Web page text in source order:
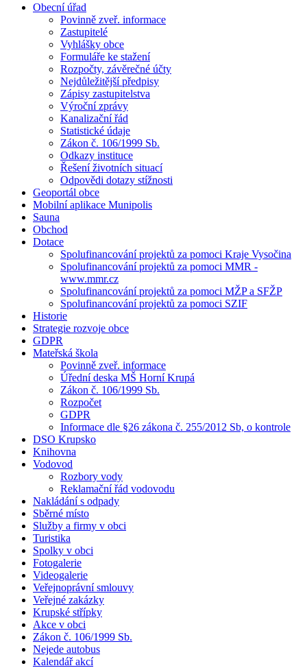
Obecní úřad
Povinně zveř. informace
Zastupitelé
Vyhlášky obce
Formuláře ke stažení
Rozpočty, závěrečné účty
Nejdůležitější předpisy
Zápisy zastupitelstva
Výroční zprávy
Kanalizační řád
Statistické údaje
Zákon č. 106/1999 Sb.
Odkazy instituce
Řešení životních situací
Odpovědi dotazy stížnosti
Geoportál obce
Mobilní aplikace Munipolis
Sauna
Obchod
Dotace
Spolufinancování projektů za pomoci Kraje Vysočina
Spolufinancování projektů za pomoci MMR -
www.mmr.cz
Spolufinancování projektů za pomoci MŽP a SFŽP
Spolufinancování projektů za pomoci SZIF
Historie
Strategie rozvoje obce
GDPR
Mateřská škola
Povinně zveř. informace
Úřední deska MŠ Horní Krupá
Zákon č. 106/1999 Sb.
Rozpočet
GDPR
Informace dle §26 zákona č. 255/2012 Sb, o kontrole
DSO Krupsko
Knihovna
Vodovod
Rozbory vody
Reklamační řád vodovodu
Nakládání s odpady
Sběrné místo
Služby a firmy v obci
Turistika
Spolky v obci
Fotogalerie
Videogalerie
Veřejnoprávní smlouvy
Veřejné zakázky
Krupské střípky
Akce v obci
Zákon č. 106/1999 Sb.
Nejede autobus
Kalendář akcí